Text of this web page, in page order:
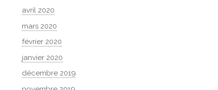
avril 2020
mars 2020
février 2020
janvier 2020
décembre 2019